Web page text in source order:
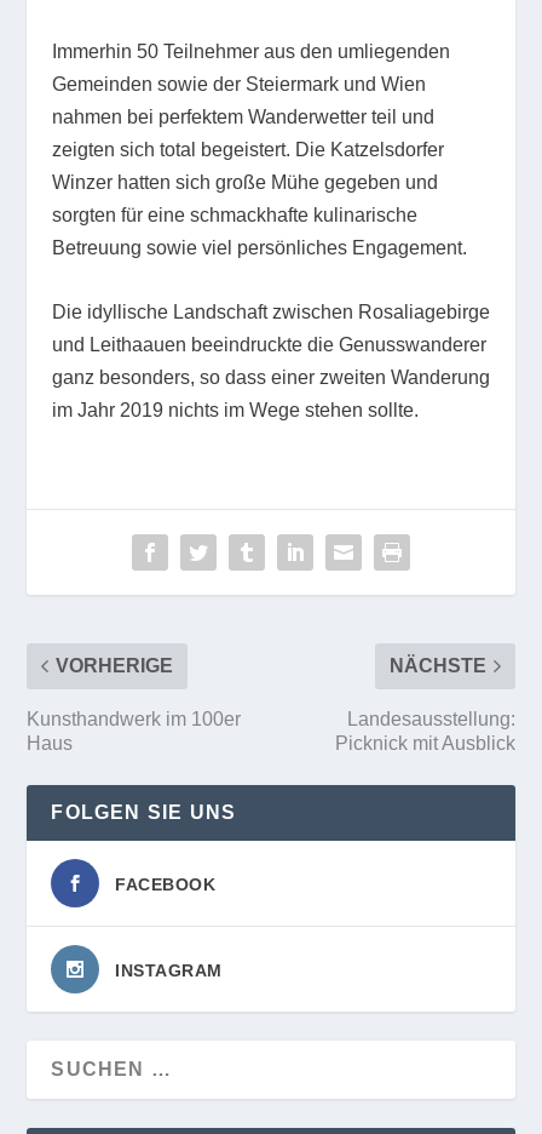
Immerhin 50 Teilnehmer aus den umliegenden
Gemeinden sowie der Steiermark und Wien
nahmen bei perfektem Wanderwetter teil und
zeigten sich total begeistert. Die Katzelsdorfer
Winzer hatten sich große Mühe gegeben und
sorgten für eine schmackhafte kulinarische
Betreuung sowie viel persönliches Engagement.
Die idyllische Landschaft zwischen Rosaliagebirge
und Leithaauen beeindruckte die Genusswanderer
ganz besonders, so dass einer zweiten Wanderung
im Jahr 2019 nichts im Wege stehen sollte.
VORHERIGE
Kunsthandwerk im 100er
Haus
NÄCHSTE
Landesausstellung:
Picknick mit Ausblick
FOLGEN SIE UNS
FACEBOOK
INSTAGRAM